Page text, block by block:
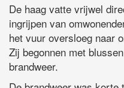
De haag vatte vrijwel
ingrijpen van
het vuur oversloeg naar
Zij begonnen met
brandweer.